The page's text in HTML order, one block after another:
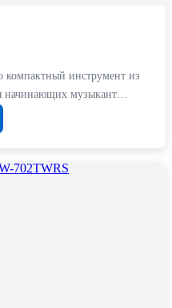
инструмент из
начинающих музыкант…